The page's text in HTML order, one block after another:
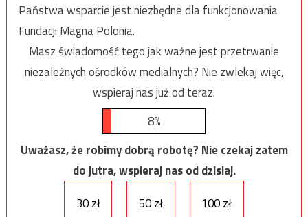
Państwa wsparcie jest niezbędne dla funkcjonowania
Fundacji Magna Polonia.
Masz świadomość tego jak ważne jest przetrwanie
niezależnych ośrodków medialnych? Nie zwlekaj więc,
wspieraj nas już od teraz.
8%
Uważasz, że robimy dobrą robotę? Nie czekaj zatem
do jutra, wspieraj nas od dzisiaj.
30 zł
50 zł 100 zł